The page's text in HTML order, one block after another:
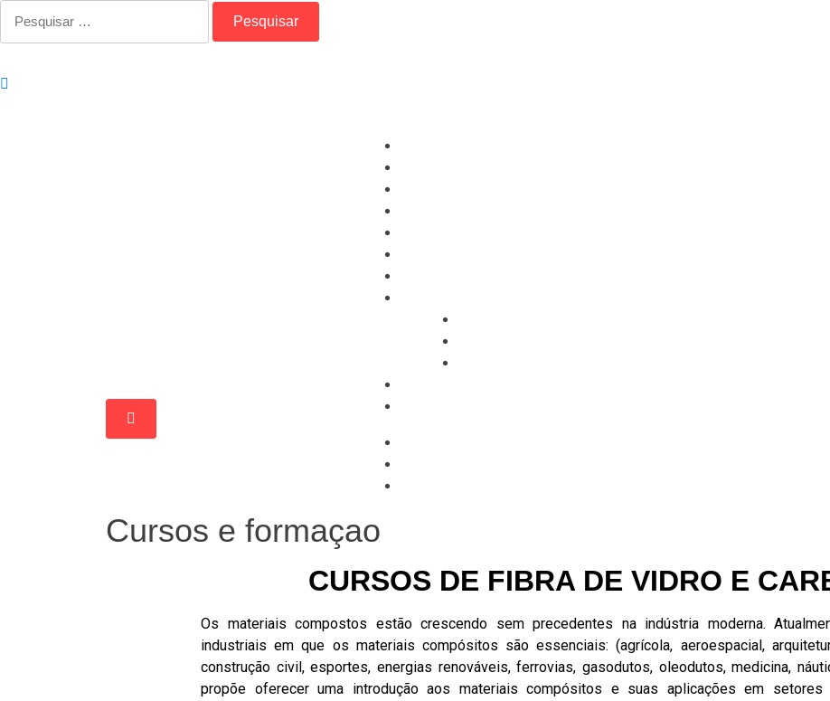
Cursos e formaçao
CURSOS DE FIBRA DE VIDRO E
Os materiais compostos estão crescendo sem precedentes na indústria moderna.
industriais em que os materiais compósitos são essenciais: (agrícola, aeroespacial,
construção civil, esportes, energias renováveis, ferrovias, gasodutos, oleodutos, medicina,
propõe oferecer uma introdução aos materiais compósitos e suas aplicações em setores